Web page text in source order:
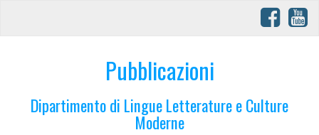
Pubblicazioni
Dipartimento di Lingue Letterature e Culture
Moderne